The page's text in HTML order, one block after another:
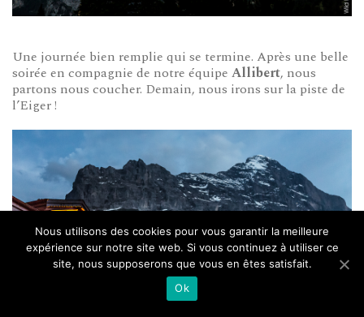
Une journée bien remplie qui se termine. Après une belle
soirée en compagnie de notre équipe Allibert, nous
partons nous coucher. Demain, nous irons sur la piste de
l’Eiger !
Nous utilisons des cookies pour vous garantir la meilleure
expérience sur notre site web. Si vous continuez à utiliser ce
site, nous supposerons que vous en êtes satisfait.
Ok